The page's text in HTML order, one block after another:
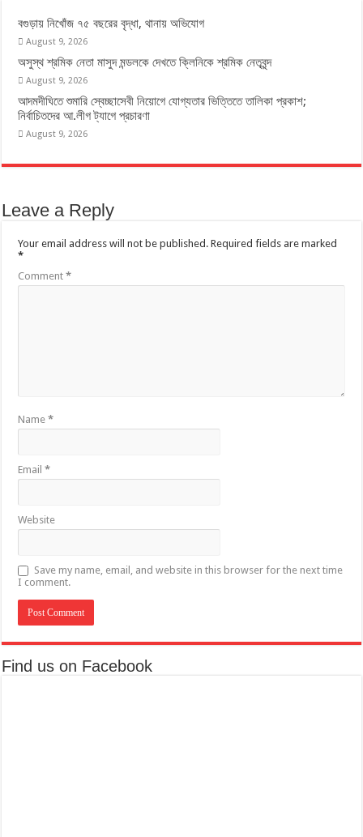
বগুড়ায় নিখোঁজ ৭৫ বছরের বৃদ্ধা, থানায় অভিযোগ
August 9, 2026
অসুস্থ শ্রমিক নেতা মাসুদ মন্ডলকে দেখতে ক্লিনিকে শ্রমিক নেতৃবৃন্দ
August 9, 2026
আদমদীঘিতে শুমারি স্বেচ্ছাসেবী নিয়োগে যোগ্যতার ভিত্তিতে তালিকা প্রকাশ;
নির্বাচিতদের আ.লীগ ট্যাগে প্রচারণা
August 9, 2026
Leave a Reply
Your email address will not be published. Required fields are marked
*
Comment*
Name*
Email*
Website
Save my name, email, and website in this browser for the next time
I comment.
Find us on Facebook